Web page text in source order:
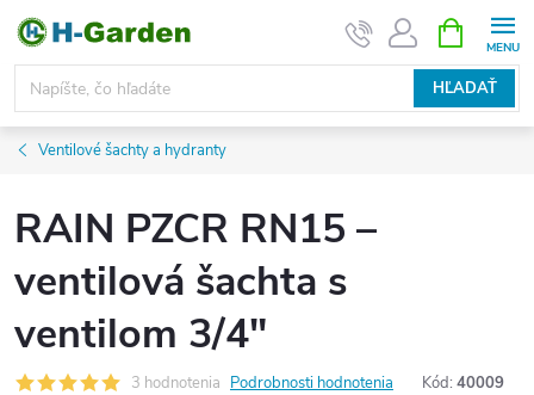
Prejsť
obsah
HĽADAŤ
KOŠÍK
Ventilové šachty a hydranty
RAIN PZCR RN15 –
ventilová šachta s
ventilom 3/4"
3 hodnotenia Podrobnosti hodnotenia Kód: 40009